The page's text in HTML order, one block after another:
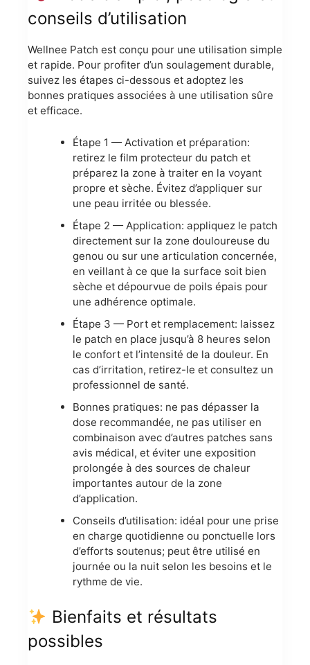
conseils d’utilisation
Wellnee Patch est conçu pour une utilisation simple
et rapide. Pour profiter d’un soulagement durable,
suivez les étapes ci-dessous et adoptez les
bonnes pratiques associées à une utilisation sûre
et efficace.
Étape 1 — Activation et préparation:
retirez le film protecteur du patch et
préparez la zone à traiter en la voyant
propre et sèche. Évitez d’appliquer sur
une peau irritée ou blessée.
Étape 2 — Application: appliquez le patch
directement sur la zone douloureuse du
genou ou sur une articulation concernée,
en veillant à ce que la surface soit bien
sèche et dépourvue de poils épais pour
une adhérence optimale.
Étape 3 — Port et remplacement: laissez
le patch en place jusqu’à 8 heures selon
le confort et l’intensité de la douleur. En
cas d’irritation, retirez-le et consultez un
professionnel de santé.
Bonnes pratiques: ne pas dépasser la
dose recommandée, ne pas utiliser en
combinaison avec d’autres patches sans
avis médical, et éviter une exposition
prolongée à des sources de chaleur
importantes autour de la zone
d’application.
Conseils d’utilisation: idéal pour une prise
en charge quotidienne ou ponctuelle lors
d’efforts soutenus; peut être utilisé en
journée ou la nuit selon les besoins et le
rythme de vie.
Bienfaits et résultats
possibles